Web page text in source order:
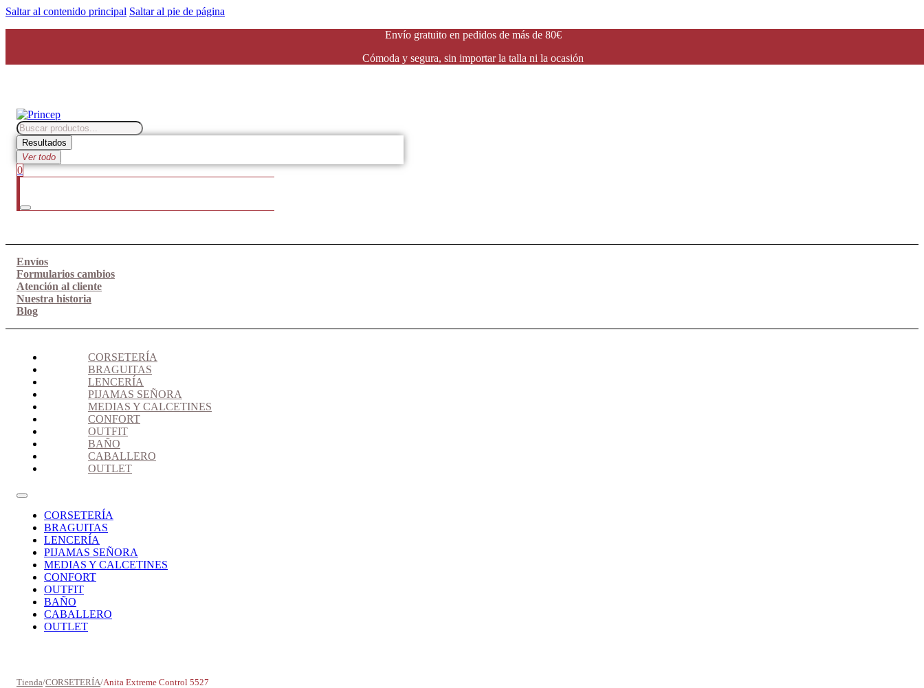
Saltar al contenido principal Saltar al pie de página
Envío gratuito en pedidos de más de 80€
Cómoda y segura, sin importar la talla ni la ocasión
Search
...Resultados
Ver todo
0
Envíos
Formularios cambios
Atención al cliente
Nuestra historia
Blog
CORSETERÍA
BRAGUITAS
LENCERÍA
PIJAMAS SEÑORA
MEDIAS Y CALCETINES
CONFORT
OUTFIT
BAÑO
CABALLERO
OUTLET
CORSETERÍA
BRAGUITAS
LENCERÍA
PIJAMAS SEÑORA
MEDIAS Y CALCETINES
CONFORT
OUTFIT
BAÑO
CABALLERO
OUTLET
Tienda/CORSETERÍA/Anita Extreme Control 5527